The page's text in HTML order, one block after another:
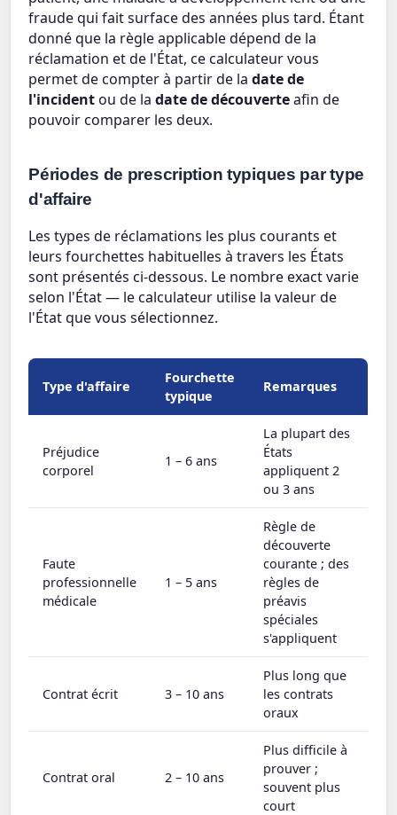
fraude qui fait surface des années plus tard. Étant
donné que la règle applicable dépend de la
réclamation et de l'État, ce calculateur vous
permet de compter à partir de ladate de
l'incidentou de ladate de découverteafin de
pouvoir comparer les deux.
Périodes de prescription typiques par type
d'affaire
Les types de réclamations les plus courants et
leurs fourchettes habituelles à travers les États
sont présentés ci-dessous. Le nombre exact varie
selon l'État — le calculateur utilise la valeur de
l'État que vous sélectionnez.
Type d'affaire
Fourchette
typique
Remarques
Préjudice
corporel
1 – 6 ans
La plupart des
États
appliquent 2
ou 3 ans
Faute
professionnelle
médicale
1 – 5 ans
Règle de
découverte
courante ; des
règles de
préavis
spéciales
s'appliquent
Contrat écrit 3 – 10 ans
Plus long que
les contrats
oraux
Contrat oral 2 – 10 ans
Plus difficile à
prouver ;
souvent plus
court